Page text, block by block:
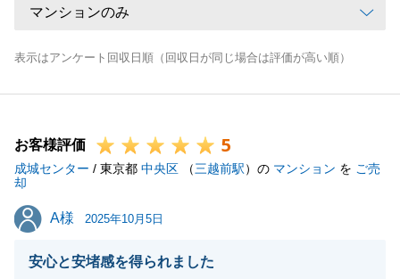
表示はアンケート回収日順（回収日が同じ場合は評価が高い順）
お客様評価 5
成城センター / 東京都 中央区 （三越前駅）の マンション を ご売
却
A様
A様 2025年10月5日
安心と安堵感を得られました